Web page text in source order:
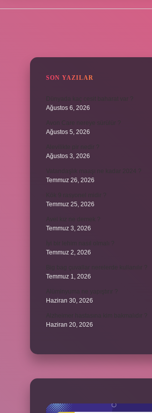
SON YAZILAR
Dünyada kaç cesit baharat var ?
Ağustos 6, 2026
Ağustos 5, 2026
Ağustos 3, 2026
Temmuz 26, 2026
Temmuz 25, 2026
Temmuz 3, 2026
Temmuz 2, 2026
Temmuz 1, 2026
Haziran 30, 2026
Haziran 20, 2026